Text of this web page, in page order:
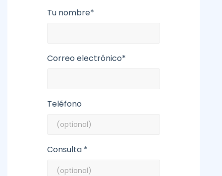
Tu nombre*
Correo electrónico*
Teléfono
Consulta *